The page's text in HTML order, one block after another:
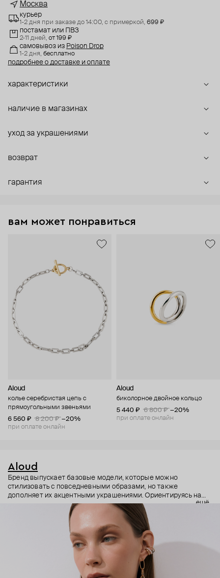
Москва
курьер
1-2 дня при заказе до 14:00, с примеркой, 699 ₽
постамат или ПВЗ
2-11 дней, от 199 ₽
самовывоз из Poison Drop
1-2 дня, бесплатно
подробнее о доставке и оплате
характеристики
наличие в магазинах
уход за украшениями
возврат
гарантия
вам может понравиться
Aloud
колье серебристая цепь с
прямоугольными звеньями
6 560 ₽
8 200 ₽ −20%
при оплате онлайн
Aloud
биколорное двойное кольцо
5 440 ₽
6 800 ₽ −20%
при оплате онлайн
Aloud
Бренд выпускает базовые модели, которые можно
стилизовать с повседневными образами, но также
дополняет их акцентными украшениями. Ориентируясь на
долгосрочные тренды, вдохновляясь культурой, искусством и
людьми, Aloud показывает коллекции несколько раз в год. А
в названии бренда зашифрован призыв слушать внутренний
голос и транслировать его через украшения.
ещё